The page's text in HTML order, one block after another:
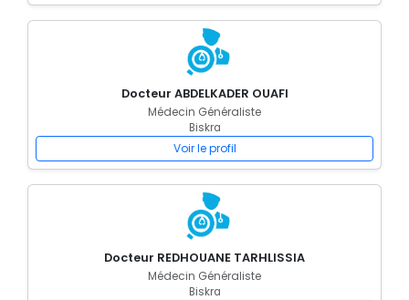
Docteur ABDELKADER OUAFI
Médecin Généraliste
Biskra
Voir le profil
Docteur REDHOUANE TARHLISSIA
Médecin Généraliste
Biskra